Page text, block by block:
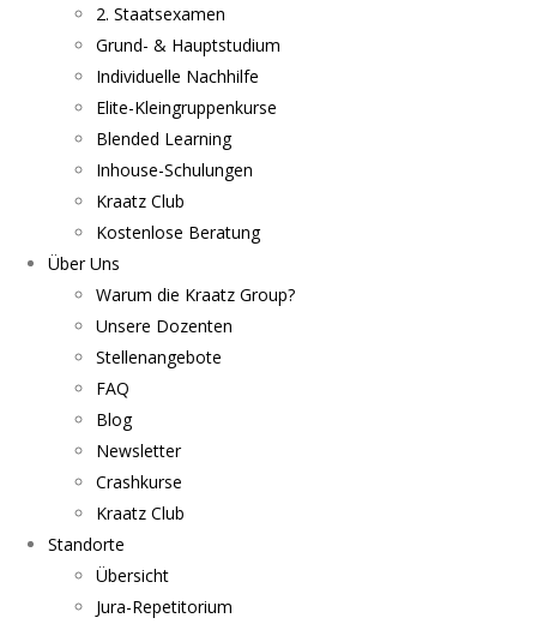
2. Staatsexamen
Grund- & Hauptstudium
Individuelle Nachhilfe
Elite-Kleingruppenkurse
Blended Learning
Inhouse-Schulungen
Kraatz Club
Kostenlose Beratung
Über Uns
Warum die Kraatz Group?
Unsere Dozenten
Stellenangebote
FAQ
Blog
Newsletter
Crashkurse
Kraatz Club
Standorte
Übersicht
Jura-Repetitorium